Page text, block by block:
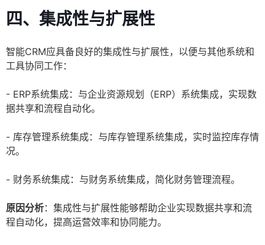
四、集成性与扩展性
智能CRM应具备良好的集成性与扩展性，以便与其他系统和
工具协同工作：
- ERP系统集成：与企业资源规划（ERP）系统集成，实现数
据共享和流程自动化。
- 库存管理系统集成：与库存管理系统集成，实时监控库存情
况。
- 财务系统集成：与财务系统集成，简化财务管理流程。
原因分析：集成性与扩展性能够帮助企业实现数据共享和流
程自动化，提高运营效率和协同能力。